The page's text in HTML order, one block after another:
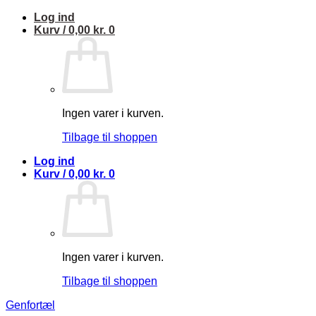
FortsætLog ind
Kurv /0,00 kr. 0
Ingen varer i kurven.
Tilbage til shoppen
Log ind
Kurv /0,00 kr. 0
Ingen varer i kurven.
Tilbage til shoppen
Genfortæl